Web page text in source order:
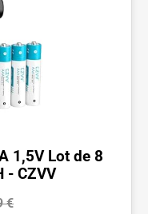
1,5V Lot de 8
- CZVV
€